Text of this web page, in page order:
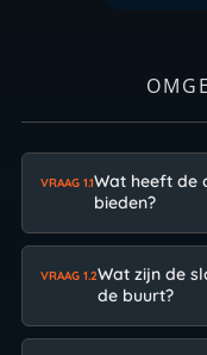
VRAAG 1.1Wat heeft de
bieden?
VRAAG 1.2Wat zijn de
de buurt?